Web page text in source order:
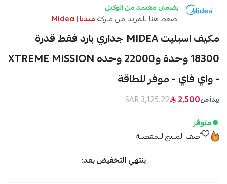
بضمان معتمد من الوكيل
اضغط هنا للمزيد من ماركةميديا | Midea
مكيف اسبليت MIDEA جداري بارد فقط قدرة
18300 وحدة و22000 وحده XTREME MISSION
- واي فاي - موفر للطاقة
يبدأ من2,500
3,125.22 SAR
متوفر
أضف المنتج للمفضلة
ينتهي التخفيض بعد: